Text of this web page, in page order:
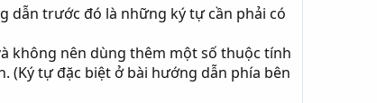
dẫn trước đó là những ký tự cần phải có
không nên dùng thêm một số thuộc tính
(Ký tự đặc biệt ở bài hướng dẫn phía bên